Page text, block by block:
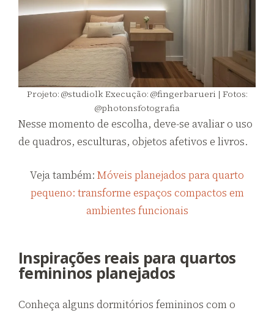
Projeto: @studiolk Execução: @fingerbarueri | Fotos:
@photonsfotografia
Nesse momento de escolha, deve-se avaliar o uso
de quadros, esculturas, objetos afetivos e livros.
Veja também: Móveis planejados para quarto
pequeno: transforme espaços compactos em
ambientes funcionais
Inspirações reais para quartos
femininos planejados
Conheça alguns dormitórios femininos com o